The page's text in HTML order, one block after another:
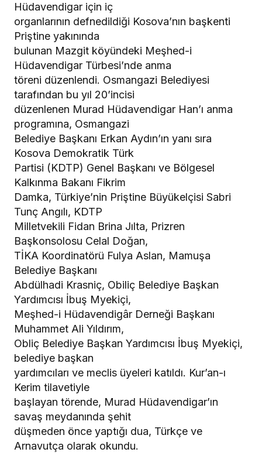
Hüdavendigar için iç
organlarının defnedildiği Kosova’nın başkenti
Priştine yakınında
bulunan Mazgit köyündeki Meşhed-i
Hüdavendigar Türbesi’nde anma
töreni düzenlendi. Osmangazi Belediyesi
tarafından bu yıl 20’incisi
düzenlenen Murad Hüdavendigar Han’ı anma
programına, Osmangazi
Belediye Başkanı Erkan Aydın’ın yanı sıra
Kosova Demokratik Türk
Partisi (KDTP) Genel Başkanı ve Bölgesel
Kalkınma Bakanı Fikrim
Damka, Türkiye’nin Priştine Büyükelçisi Sabri
Tunç Angılı, KDTP
Milletvekili Fidan Brina Jılta, Prizren
Başkonsolosu Celal Doğan,
TİKA Koordinatörü Fulya Aslan, Mamuşa
Belediye Başkanı
Abdülhadi Krasniç, Obiliç Belediye Başkan
Yardımcısı İbuş Myekiçi,
Meşhed-i Hüdavendigâr Derneği Başkanı
Muhammet Ali Yıldırım,
Obliç Belediye Başkan Yardımcısı İbuş Myekiçi,
belediye başkan
yardımcıları ve meclis üyeleri katıldı. Kur’an-ı
Kerim tilavetiyle
başlayan törende, Murad Hüdavendigar’ın
savaş meydanında şehit
düşmeden önce yaptığı dua, Türkçe ve
Arnavutça olarak okundu.